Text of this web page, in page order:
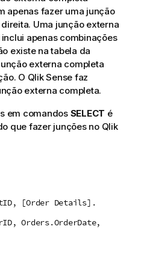
apenas fazer uma junção
Uma junção externa
apenas combinações
existe na tabela da
externa completa
O Qlik Sense faz
externa completa.
em comandos SELECT é
que fazer junções no Qlik
[Order Details].
Orders.OrderDate,